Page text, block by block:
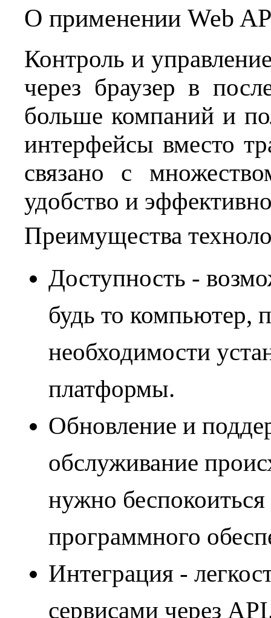
О применении Web
Контроль и
через браузер в
больше компаний и
интерфейсы вместо
связано с
удобство и
Преимущества
Доступность -
будь то компьютер,
необходимости
платформы.
Обновление и
обслуживание
нужно
программного
Интеграция -
сервисами через